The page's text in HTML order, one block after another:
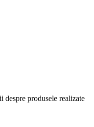
produsele realizate